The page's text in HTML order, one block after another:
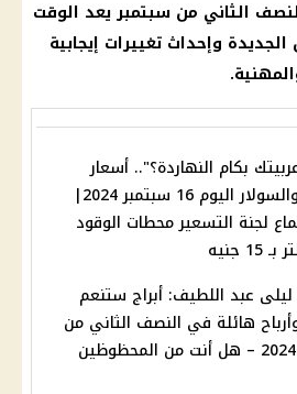
الثاني من سبتمبريعد الوقت
وإحداث تغييرات إيجابية
بكام النهاردة؟".. أسعار
البنزين والسولار اليوم 16 سبتمبر 2024|
لجنة التسعير محطات الوقود
جنيه
عبد اللطيف: أبراج ستنعم
هائلة في النصف الثاني من
سبتمبر 2024 – هل أنت من المحظوظين